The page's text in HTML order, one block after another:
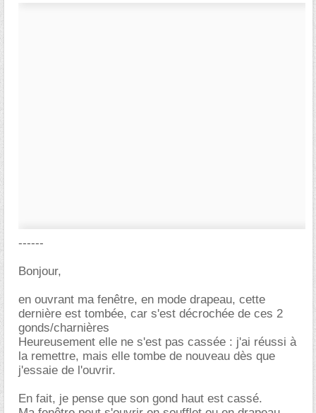
------
Bonjour,
en ouvrant ma fenêtre, en mode drapeau, cette
dernière est tombée, car s'est décrochée de ces 2
gonds/charnières
Heureusement elle ne s'est pas cassée : j'ai réussi à
la remettre, mais elle tombe de nouveau dès que
j'essaie de l'ouvrir.
En fait, je pense que son gond haut est cassé.